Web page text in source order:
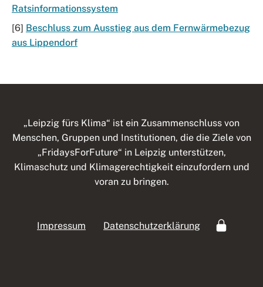
Ratsinformationssystem
[6] Beschluss zum Ausstieg aus dem Fernwärmebezug
aus Lippendorf
„Leipzig fürs Klima“ ist ein Zusammenschluss von
Menschen, Gruppen und Institutionen, die die Ziele von
„FridaysForFuture“ in Leipzig unterstützen,
Klimaschutz und Klimagerechtigkeit einzufordern und
voran zu bringen.
Impressum Datenschutzerklärung